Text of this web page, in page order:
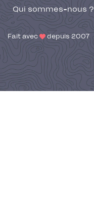
Qui sommes-nous ?
Fait avec depuis 2007